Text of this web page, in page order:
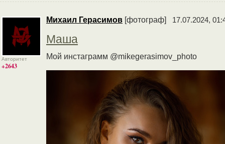
Авторитет
+2643
Михаил Герасимов [фотограф] 17.07.2024,
Маша
Мой инстаграмм @mikegerasimov_photo